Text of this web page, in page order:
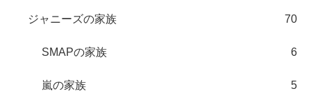
ジャニーズの家族 70
SMAPの家族 6
嵐の家族 5